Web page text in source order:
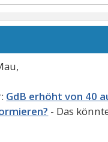
GdB erhöht von 40